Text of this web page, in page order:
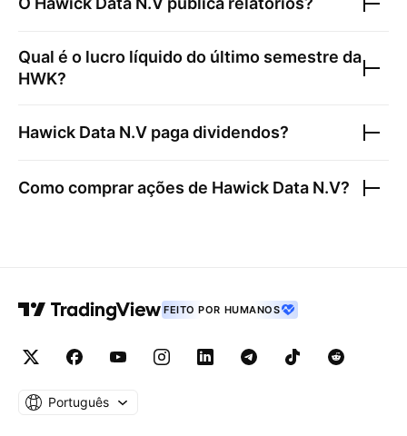
Qual é o lucro líquido do último semestre da
HWK?
Hawick Data N.V paga dividendos?
Como comprar ações de Hawick Data N.V?
FEITO POR HUMANOS
Português